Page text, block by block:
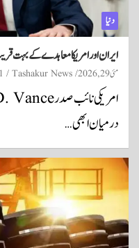
دنیا
ایران اور امریکا معاہدے کے بہت
مئی 29, 2026 Tashakur News
1 Comment
درمیان ابھی…